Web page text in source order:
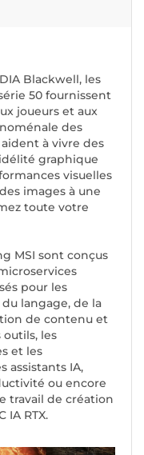
Blackwell, les
50 fournissent
joueurs et aux
des
aident à vivre des
graphique
visuelles
images à une
toute votre
MSI sont conçus
pour les
langage, de la
de contenu et
outils, les
et les
assistants IA,
ou encore
travail de création
IA RTX.